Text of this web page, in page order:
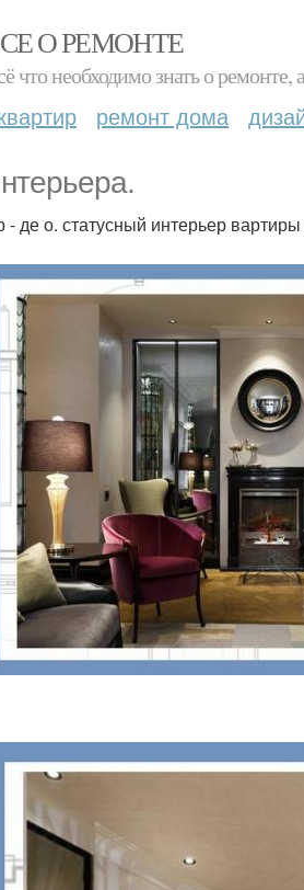
О РЕМОНТЕ
что необходимо знать о
ремонт дома
- де о. статусный интерьер